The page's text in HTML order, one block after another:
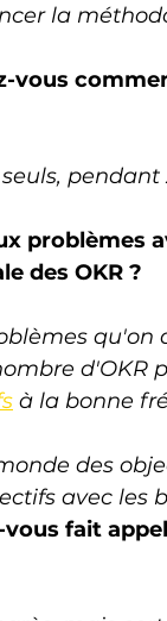
la
vous
pendant
problèmes
des OKR ?
qu'on
d'OKR
à la bonne
des
avec les
vous fait